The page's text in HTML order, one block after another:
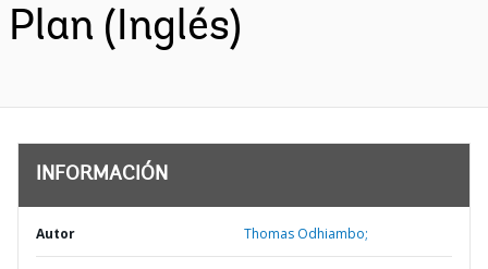
Plan (Inglés)
INFORMACIÓN
Autor Thomas Odhiambo;